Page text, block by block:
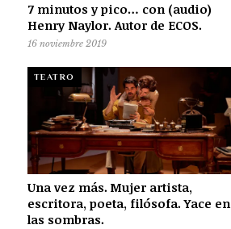
7 minutos y pico… con (audio)
Henry Naylor. Autor de ECOS.
16 noviembre 2019
TEATRO
Una vez más. Mujer artista,
escritora, poeta, filósofa. Yace en
las sombras.